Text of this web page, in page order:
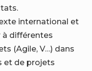
international et
à différentes
(Agile, V…) dans
et de projets